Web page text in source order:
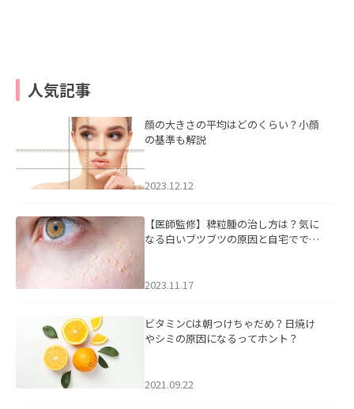
人気記事
顔の大きさの平均はどのくらい？小顔
の基準も解説
2023.12.12
【医師監修】稗粒腫の治し方は？気に
なる白いブツブツの原因と自宅ででき
2023.11.17
ビタミンCは朝つけちゃだめ？日焼け
やシミの原因になるってホント？
2021.09.22